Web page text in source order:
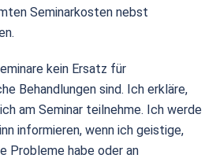
Seminarkosten nebst
kein Ersatz für
Behandlungen sind. Ich erkläre,
am Seminar teilnehme. Ich werde
informieren, wenn ich geistige,
Probleme habe oder an